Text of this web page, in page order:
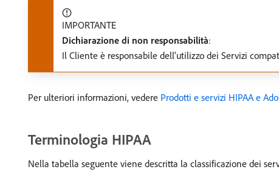
IMPORTANTE
Dichiarazione di non responsabilità:
Il Cliente è responsabile dell'utilizzo dei Servizi
Per ulteriori informazioni, vedere Prodotti e servizi HIPAA e
Terminologia HIPAA
Nella tabella seguente viene descritta la classificazione dei